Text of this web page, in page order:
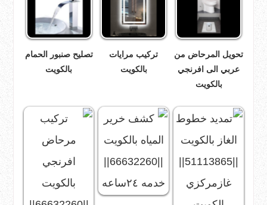
تحويل المرحاض من
عربي الى افرنجي
بالكويت
تركيب مرايات
بالكويت
تصليح صنبور الحمام
بالكويت